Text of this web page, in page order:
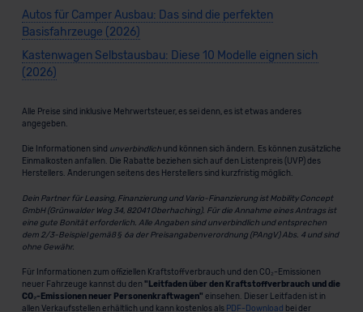
Autos für Camper Ausbau: Das sind die perfekten
Basisfahrzeuge (2026)
Kastenwagen Selbstausbau: Diese 10 Modelle eignen sich
(2026)
Alle Preise sind inklusive Mehrwertsteuer, es sei denn, es ist etwas anderes
angegeben.
Die Informationen sind unverbindlichund können sich ändern. Es können zusätzliche
Einmalkosten anfallen. Die Rabatte beziehen sich auf den Listenpreis (UVP) des
Herstellers. Änderungen seitens des Herstellers sind kurzfristig möglich.
Dein Partner für Leasing, Finanzierung und Vario-Finanzierung ist Mobility Concept
GmbH (Grünwalder Weg 34, 82041 Oberhaching). Für die Annahme eines Antrags ist
eine gute Bonität erforderlich. Alle Angaben sind unverbindlich und entsprechen
dem 2/3-Beispiel gemäß § 6a der Preisangabenverordnung (PAngV) Abs. 4 und sind
ohne Gewähr.
Für Informationen zum offiziellen Kraftstoffverbrauch und den CO₂-Emissionen
neuer Fahrzeuge kannst du den "Leitfaden über den Kraftstoffverbrauch und die
CO₂-Emissionen neuer Personenkraftwagen" einsehen. Dieser Leitfaden ist in
allen Verkaufsstellen erhältlich und kann kostenlos als PDF-Download bei der